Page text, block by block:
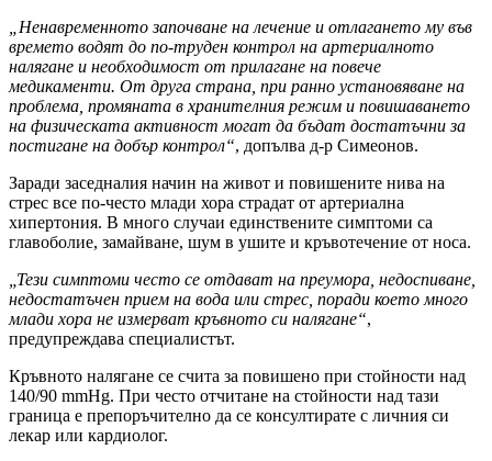
„Ненавременното започване на лечение и отлагането му във
времето водят до по-труден контрол на артериалното
налягане и необходимост от прилагане на повече
медикаменти. От друга страна, при ранно установяване на
проблема, промяната в хранителния режим и повишаването
на физическата активност могат да бъдат достатъчни за
постигане на добър контрол“, допълва д-р Симеонов.
Заради заседналия начин на живот и повишените нива на
стрес все по-често млади хора страдат от артериална
хипертония. В много случаи единствените симптоми са
главоболие, замайване, шум в ушите и кръвотечение от носа.
„Тези симптоми често се отдават на преумора, недоспиване,
недостатъчен прием на вода или стрес, поради което много
млади хора не измерват кръвното си налягане“,
предупреждава специалистът.
Кръвното налягане се счита за повишено при стойности над
140/90 mmHg. При често отчитане на стойности над тази
граница е препоръчително да се консултирате с личния си
лекар или кардиолог.